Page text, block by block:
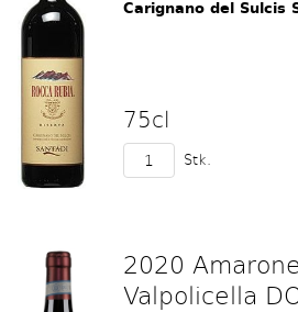
Carignano del Sulcis
75cl
Stk.
2020
Valpolicella